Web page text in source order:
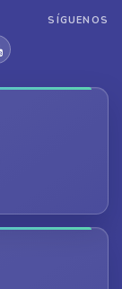
SÍGUENOS